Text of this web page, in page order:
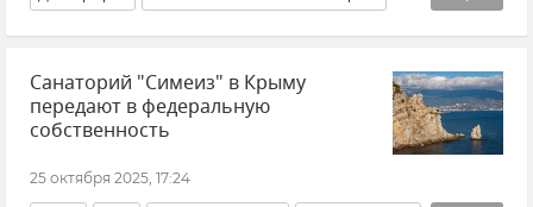
Крым Рождаемость Наталья Киселева
Статистика Севастополь Общество
Санаторий "Симеиз" в Крыму
передают в федеральную
собственность
25 октября 2025, 17:24